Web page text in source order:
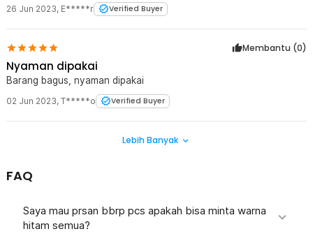
bandara. Lepas-pasang yang sangat mudah ketika sering
mendapat "panggilan alam".
26 Jun 2023, E*****r Verified Buyer
Membantu (0)
Nyaman dipakai
Barang bagus, nyaman dipakai
02 Jun 2023, T*****o Verified Buyer
Lebih Banyak
FAQ
Saya mau prsan bbrp pcs apakah bisa minta warna
hitam semua?